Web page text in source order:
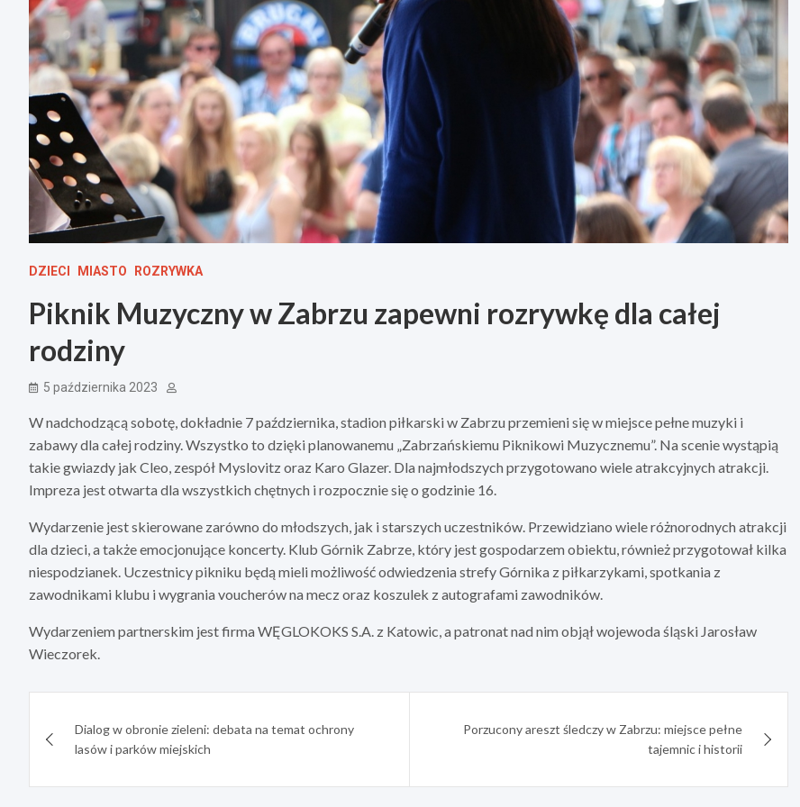
DZIECI MIASTO ROZRYWKA
Piknik Muzyczny w Zabrzu zapewni rozrywkę dla całej
rodziny
5 października 2023
W nadchodzącą sobotę, dokładnie 7 października, stadion piłkarski w Zabrzu przemieni się w miejsce pełne muzyki i
zabawy dla całej rodziny. Wszystko to dzięki planowanemu „Zabrzańskiemu Piknikowi Muzycznemu”. Na scenie wystąpią
takie gwiazdy jak Cleo, zespół Myslovitz oraz Karo Glazer. Dla najmłodszych przygotowano wiele atrakcyjnych atrakcji.
Impreza jest otwarta dla wszystkich chętnych i rozpocznie się o godzinie 16.
Wydarzenie jest skierowane zarówno do młodszych, jak i starszych uczestników. Przewidziano wiele różnorodnych atrakcji
dla dzieci, a także emocjonujące koncerty. Klub Górnik Zabrze, który jest gospodarzem obiektu, również przygotował kilka
niespodzianek. Uczestnicy pikniku będą mieli możliwość odwiedzenia strefy Górnika z piłkarzykami, spotkania z
zawodnikami klubu i wygrania voucherów na mecz oraz koszulek z autografami zawodników.
Wydarzeniem partnerskim jest firma WĘGLOKOKS S.A. z Katowic, a patronat nad nim objął wojewoda śląski Jarosław
Wieczorek.
wpisuDialog w obronie zieleni: debata na temat ochrony
lasów i parków miejskich
Porzucony areszt śledczy w Zabrzu: miejsce pełne
tajemnic i historii